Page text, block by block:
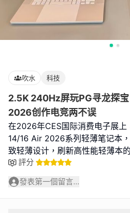
吹水 科技
2.5K 240Hz屏玩PG寻龙探
2026创作电竞两不误
在2026年CES国际消费电子展上
14/16 Air 2026系列轻薄笔记本
致轻薄设计，刷新高性能轻薄本
評分
發表第一個留言...